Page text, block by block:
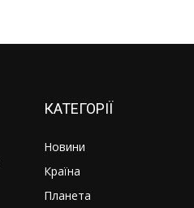
КАТЕГОРІЇ
Новини
Країна
Планета